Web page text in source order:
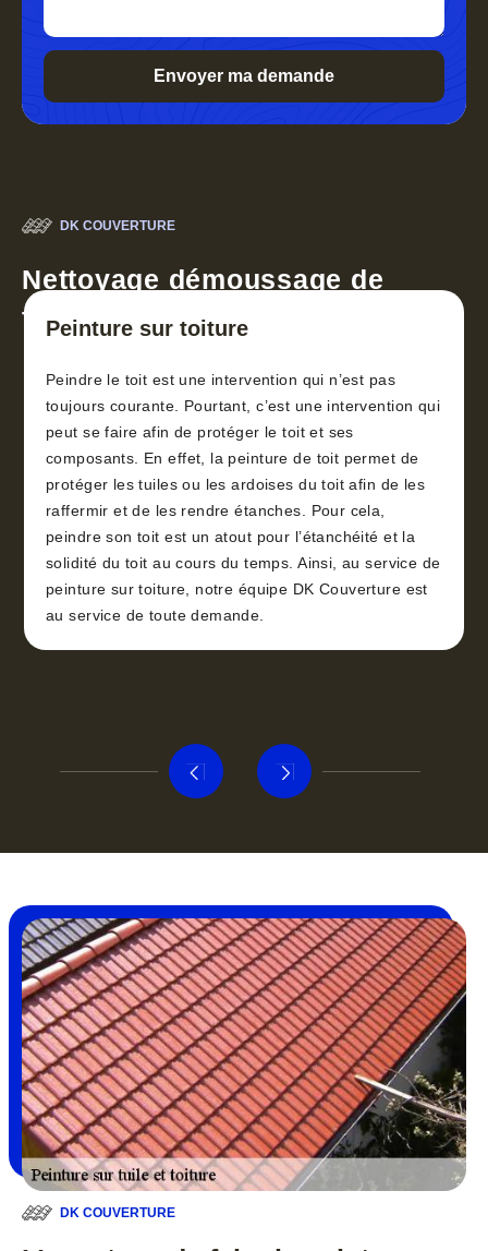
DK COUVERTURE
Nettoyage démoussage de
toiture 30
Peinture sur toiture
Peindre le toit est une intervention qui n’est pas
toujours courante. Pourtant, c’est une intervention qui
peut se faire afin de protéger le toit et ses
composants. En effet, la peinture de toit permet de
protéger les tuiles ou les ardoises du toit afin de les
raffermir et de les rendre étanches. Pour cela,
peindre son toit est un atout pour l’étanchéité et la
solidité du toit au cours du temps. Ainsi, au service de
peinture sur toiture, notre équipe DK Couverture est
au service de toute demande.
DK COUVERTURE